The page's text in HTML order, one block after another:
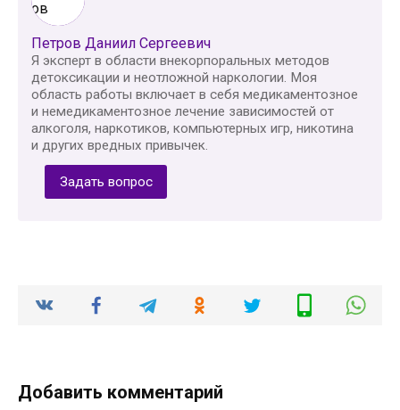
Петров Даниил Сергеевич
Я эксперт в области внекорпоральных методов
детоксикации и неотложной наркологии. Моя
область работы включает в себя медикаментозное
и немедикаментозное лечение зависимостей от
алкоголя, наркотиков, компьютерных игр, никотина
и других вредных привычек.
Задать вопрос
Добавить комментарий